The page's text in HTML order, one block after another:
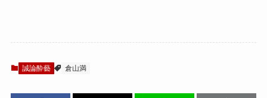
誠論酔藝 倉山満